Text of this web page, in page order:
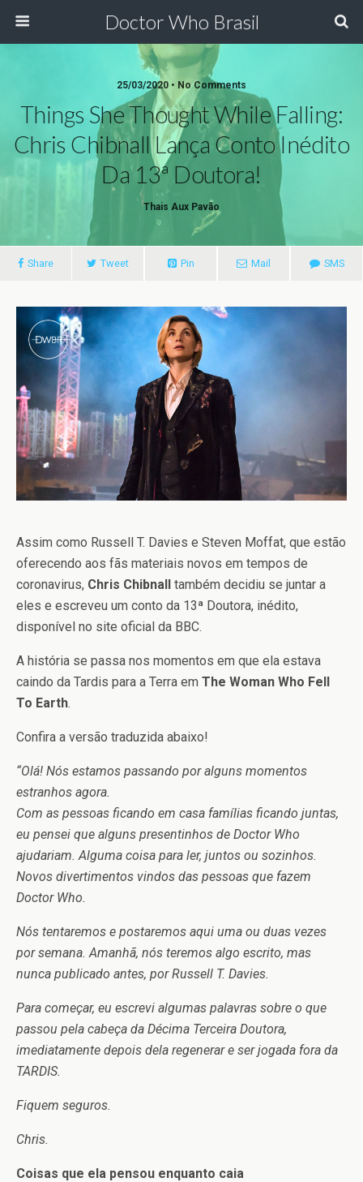
Doctor Who Brasil
25/03/2020 • No Comments
Things She Thought While Falling:
Chris Chibnall Lança Conto Inédito
Da 13ª Doutora!
Thais Aux Pavão
Share Tweet Pin Mail SMS
Assim como Russell T. Davies e Steven Moffat, que estão
oferecendo aos fãs materiais novos em tempos de
coronavirus, Chris Chibnall também decidiu se juntar a
eles e escreveu um conto da 13ª Doutora, inédito,
disponível no site oficial da BBC.
A história se passa nos momentos em que ela estava
caindo da Tardis para a Terra em The Woman Who Fell
To Earth.
Confira a versão traduzida abaixo!
“Olá! Nós estamos passando por alguns momentos
estranhos agora.
Com as pessoas ficando em casa famílias ficando juntas,
eu pensei que alguns presentinhos de Doctor Who
ajudariam. Alguma coisa para ler, juntos ou sozinhos.
Novos divertimentos vindos das pessoas que fazem
Doctor Who.
Nós tentaremos e postaremos aqui uma ou duas vezes
por semana. Amanhã, nós teremos algo escrito, mas
nunca publicado antes, por Russell T. Davies.
Para começar, eu escrevi algumas palavras sobre o que
passou pela cabeça da Décima Terceira Doutora,
imediatamente depois dela regenerar e ser jogada fora da
TARDIS.
Fiquem seguros.
Chris.
Coisas que ela pensou enquanto caia